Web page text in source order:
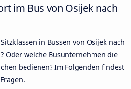
im Bus von Osijek nach
in Bussen von Osijek nach
Oder welche Busunternehmen die
bedienen? Im Folgenden findest